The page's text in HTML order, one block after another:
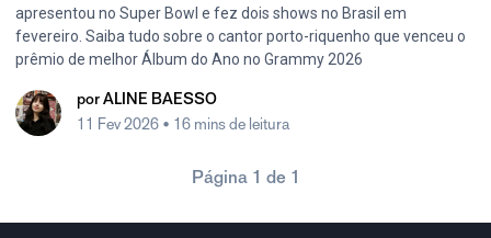
apresentou no Super Bowl e fez dois shows no Brasil em
fevereiro. Saiba tudo sobre o cantor porto-riquenho que venceu o
prêmio de melhor Álbum do Ano no Grammy 2026
por ALINE BAESSO
11 Fev 2026 • 16 mins de leitura
Página 1 de 1